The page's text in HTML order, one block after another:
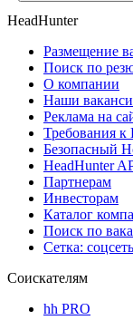
HeadHunter
Размещение
Поиск по
О компании
Наши
Реклама на
Требования
Безопасный
HeadHunter
Партнерам
Инвесторам
Каталог
Поиск по
Сетка:
Соискателям
hh PRO